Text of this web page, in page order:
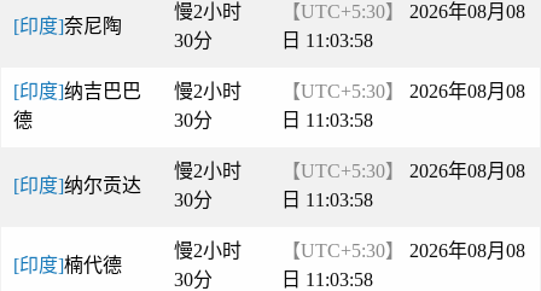
[印度]奈尼陶
慢2小时
30分
【UTC+5:30】
2026年08月08
日 11:03:58
[印度]纳吉巴巴
德
慢2小时
30分
【UTC+5:30】
2026年08月08
日 11:03:58
[印度]纳尔贡达
慢2小时
30分
【UTC+5:30】
2026年08月08
日 11:03:58
[印度]楠代德
慢2小时
30分
【UTC+5:30】
2026年08月08
日 11:03:58